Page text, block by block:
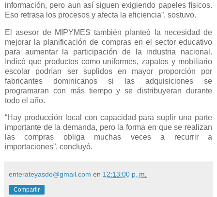
información, pero aun así siguen exigiendo papeles físicos.
Eso retrasa los procesos y afecta la eficiencia”, sostuvo.
El asesor de MIPYMES también planteó la necesidad de
mejorar la planificación de compras en el sector educativo
para aumentar la participación de la industria nacional.
Indicó que productos como uniformes, zapatos y mobiliario
escolar podrían ser suplidos en mayor proporción por
fabricantes dominicanos si las adquisiciones se
programaran con más tiempo y se distribuyeran durante
todo el año.
“Hay producción local con capacidad para suplir una parte
importante de la demanda, pero la forma en que se realizan
las compras obliga muchas veces a recurrir a
importaciones”, concluyó.
enterateyasdo@gmail.com en 12:13:00 p. m.
Compartir